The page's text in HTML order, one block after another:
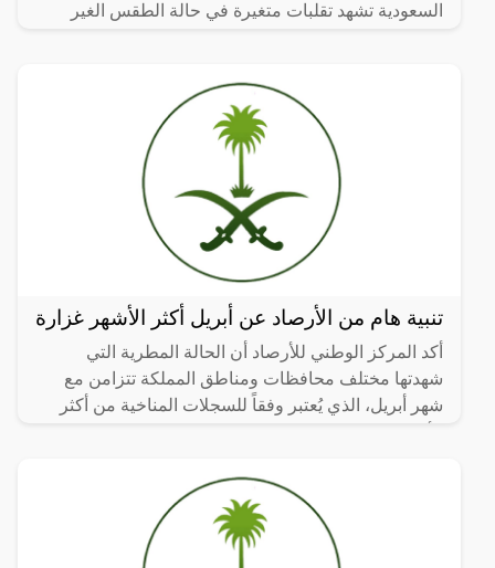
السعودية تشهد تقلبات متغيرة في حالة الطقس الغير
تنبية هام من الأرصاد عن أبريل أكثر الأشهر غزارة
أكد المركز الوطني للأرصاد أن الحالة المطرية التي
شهدتها مختلف محافظات ومناطق المملكة تتزامن مع
شهر أبريل، الذي يُعتبر وفقاً للسجلات المناخية من أكثر